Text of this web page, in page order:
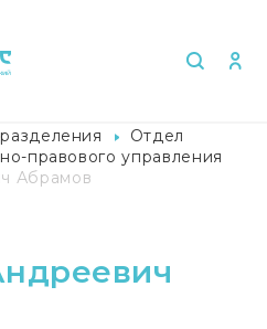
Отдел
правового управления
Абрамов